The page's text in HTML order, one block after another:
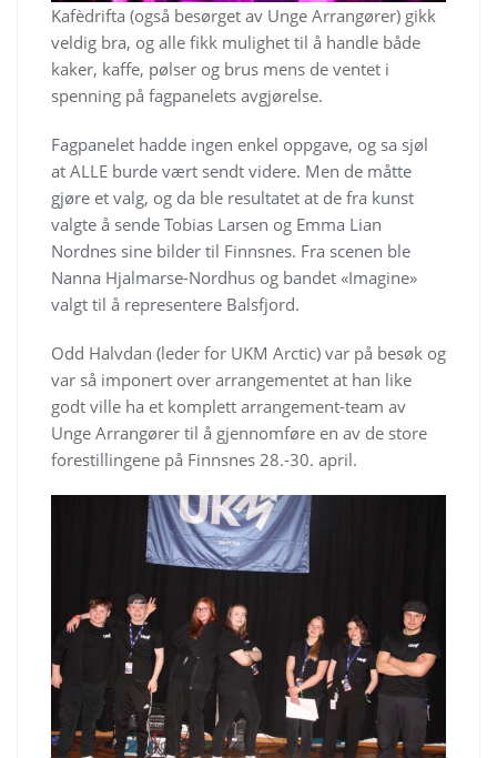
Kafèdrifta (også besørget av Unge Arrangører) gikk
veldig bra, og alle fikk mulighet til å handle både
kaker, kaffe, pølser og brus mens de ventet i
spenning på fagpanelets avgjørelse.
Fagpanelet hadde ingen enkel oppgave, og sa sjøl
at ALLE burde vært sendt videre. Men de måtte
gjøre et valg, og da ble resultatet at de fra kunst
valgte å sende Tobias Larsen og Emma Lian
Nordnes sine bilder til Finnsnes. Fra scenen ble
Nanna Hjalmarse-Nordhus og bandet «Imagine»
valgt til å representere Balsfjord.
Odd Halvdan (leder for UKM Arctic) var på besøk og
var så imponert over arrangementet at han like
godt ville ha et komplett arrangement-team av
Unge Arrangører til å gjennomføre en av de store
forestillingene på Finnsnes 28.-30. april.